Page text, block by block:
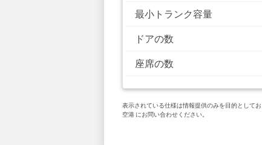
最小トランク容量
ドアの数
座席の数
表示されている仕様は情報提供のみを目的として
空港 にお問い合わせください。